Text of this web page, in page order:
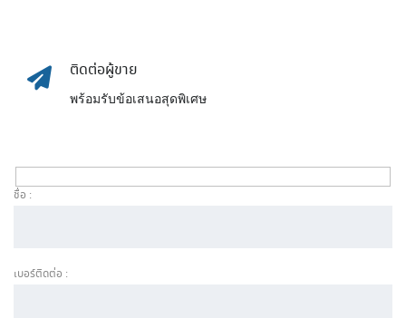
ติดต่อผู้ขาย
พร้อมรับข้อเสนอสุดพิเศษ
ชื่อ :
เบอร์ติดต่อ :